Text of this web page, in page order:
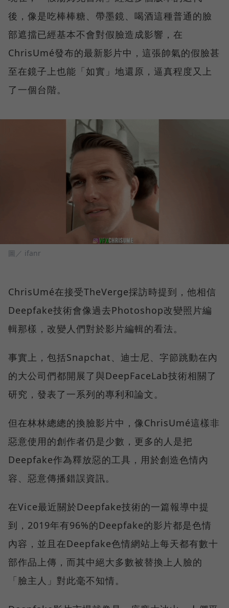
後，像是吃棒棒糖、帶墨鏡、喝酒這種普通的臉
部遮擋已經基本不會對假臉造成影響，在
ChrisUmé發布的最新影片中，這張帥氣的假臉甚
至在鏡子上也能「如實」地還原，逼真程度又上
了一個台階。
圖／ ifanr
ChrisUmé在接受TheVerge採訪時提到，他相信
Deepfake技術會像過去Photoshop改變照片編
輯那樣，改變人們對於影片編輯的看法。
事實上，包括Snapchat、迪士尼、字節跳動在內
的大公司們都開展了與DeepFaceLab技術相關了
研究，發表了一系列的專利和論文。
但在林林總總的換臉影片中，像ChrisUmé這樣非
惡意使用的創作者仍是少數，更多的人是把
Deepfake作為釋放惡的工具，用於創造色情內
容、惡意傳播錯誤資訊。
在Vice最近關於Deepfake技術的一篇報導中提
到，2019年有96%的Deepfake的影片都是色情
內容，並且在Deepfake色情網站上每天都有數十
部作品上傳，而其中絕大多數被替換上人臉的
「臉主人」對此毫不知情。